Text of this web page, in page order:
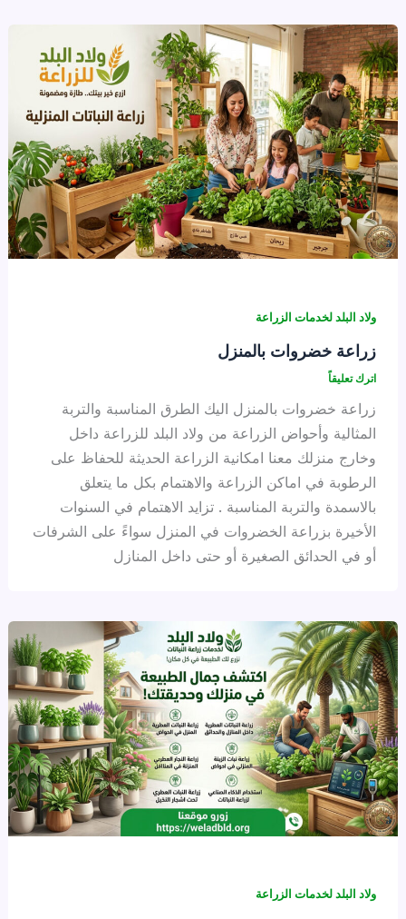
ولاد البلد لخدمات الزراعة
زراعة خضروات بالمنزل
اترك تعليقاً
زراعة خضروات بالمنزل اليك الطرق المناسبة والتربة
المثالية وأحواض الزراعة من ولاد البلد للزراعة داخل
وخارج منزلك معنا امكانية الزراعة الحديثة للحفاظ على
الرطوبة في اماكن الزراعة والاهتمام بكل ما يتعلق
بالاسمدة والتربة المناسبة . تزايد الاهتمام في السنوات
الأخيرة بزراعة الخضروات في المنزل سواءً على الشرفات
أو في الحدائق الصغيرة أو حتى داخل المنازل
ولاد البلد لخدمات الزراعة